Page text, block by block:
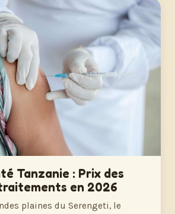
Tanzanie : Prix des
en 2026
plaines du Serengeti, le